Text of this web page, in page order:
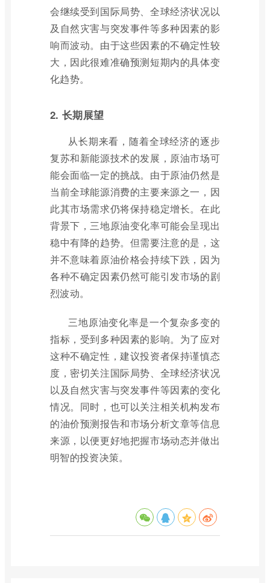
会继续受到国际局势、全球经济状况以
及自然灾害与突发事件等多种因素的影
响而波动。由于这些因素的不确定性较
大，因此很难准确预测短期内的具体变
化趋势。
2. 长期展望
从长期来看，随着全球经济的逐步
复苏和新能源技术的发展，原油市场可
能会面临一定的挑战。由于原油仍然是
当前全球能源消费的主要来源之一，因
此其市场需求仍将保持稳定增长。在此
背景下，三地原油变化率可能会呈现出
稳中有降的趋势。但需要注意的是，这
并不意味着原油价格会持续下跌，因为
各种不确定因素仍然可能引发市场的剧
烈波动。
三地原油变化率是一个复杂多变的
指标，受到多种因素的影响。为了应对
这种不确定性，建议投资者保持谨慎态
度，密切关注国际局势、全球经济状况
以及自然灾害与突发事件等因素的变化
情况。同时，也可以关注相关机构发布
的油价预测报告和市场分析文章等信息
来源，以便更好地把握市场动态并做出
明智的投资决策。